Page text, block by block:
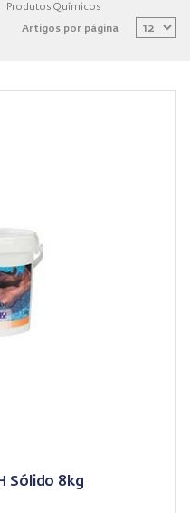
Produtos Químicos
Artigos por página
Sólido 8kg